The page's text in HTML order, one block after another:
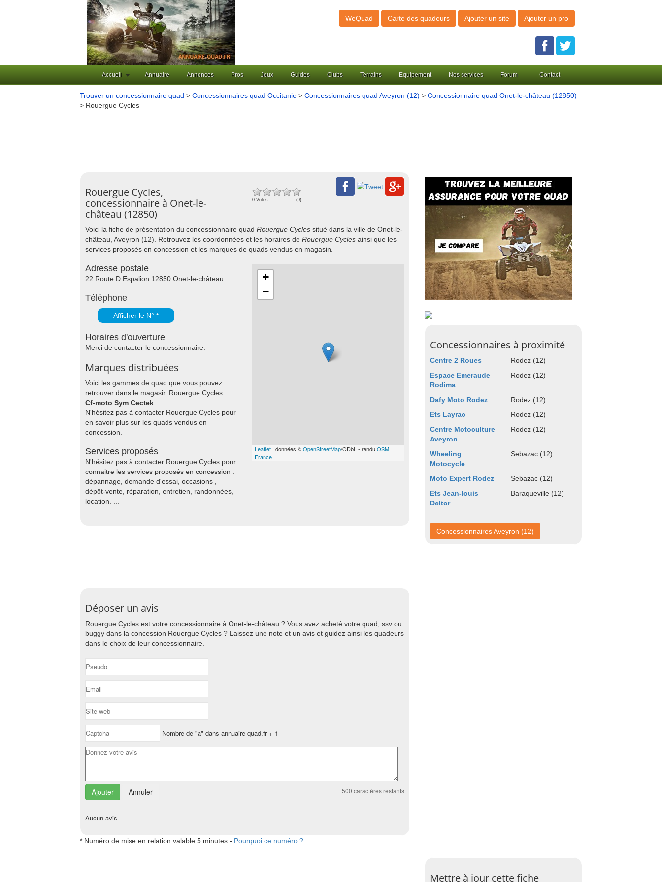
WeQuad Carte des quadeurs Ajouter un site Ajouter un pro
Accueil Annuaire Annonces Pros Jeux Guides Clubs Terrains Equipement Nos services Forum Contact
Trouver un concessionnaire quad > Concessionnaires quad Occitanie > Concessionnaires quad Aveyron (12) > Concessionnaire quad Onet-le-château (12850)
> Rouergue Cycles
Rouergue Cycles,
concessionnaire à Onet-le-
château (12850)
0 Votes (0)
Voici la fiche de présentation du concessionnaire quad Rouergue Cycles situé dans la ville de Onet-le-
château, Aveyron (12). Retrouvez les coordonnées et les horaires de Rouergue Cycles ainsi que les
services proposés en concession et les marques de quads vendus en magasin.
Adresse postale
22 Route D Espalion 12850 Onet-le-château
Téléphone
Afficher le N° *
Horaires d'ouverture
Merci de contacter le concessionnaire.
Marques distribuées
Voici les gammes de quad que vous pouvez
retrouver dans le magasin Rouergue Cycles :
Cf-moto Sym Cectek
N'hésitez pas à contacter Rouergue Cycles pour
en savoir plus sur les quads vendus en
concession.
Services proposés
N'hésitez pas à contacter Rouergue Cycles pour
connaitre les services proposés en concession :
dépannage, demande d'essai, occasions ,
dépôt-vente, réparation, entretien, randonnées,
location, ...
+
−
Leaflet | données ©OpenStreetMap/ODbL - renduOSM
France
Déposer un avis
Rouergue Cycles est votre concessionnaire à Onet-le-château ? Vous avez acheté votre quad, ssv ou
buggy dans la concession Rouergue Cycles ? Laissez une note et un avis et guidez ainsi les quadeurs
dans le choix de leur concessionnaire.
Nombre de "a" dans annuaire-quad.fr + 1
Annuler 500 caractères restants
Aucun avis
* Numéro de mise en relation valable 5 minutes - Pourquoi ce numéro ?
Concessionnaires à proximité
Centre 2 Roues
Rodez (12)
Espace Emeraude
Rodima
Rodez (12)
Dafy Moto Rodez
Rodez (12)
Ets Layrac
Rodez (12)
Centre Motoculture
Aveyron
Rodez (12)
Wheeling
Motocycle
Sebazac (12)
Moto Expert Rodez
Sebazac (12)
Ets Jean-louis
Deltor
Baraqueville (12)
Concessionnaires Aveyron (12)
Mettre à jour cette fiche